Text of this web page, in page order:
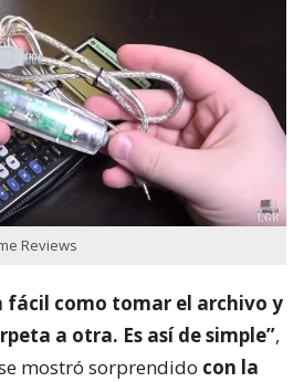
Reviews
fácil como tomar el archivo y
a otra. Es así de simple”,
mostró sorprendido con la